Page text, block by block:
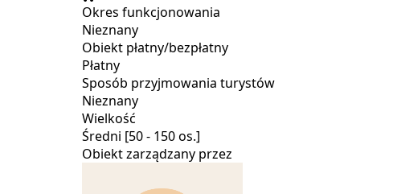
Okres funkcjonowania
Nieznany
Obiekt płatny/bezpłatny
Płatny
Sposób przyjmowania turystów
Nieznany
Wielkość
Średni [50 - 150 os.]
Obiekt zarządzany przez